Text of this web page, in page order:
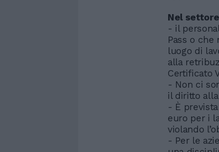
Nel
- il
Pass o
luogo di
alla
Certificato
- Non ci
il diritto
- È
euro per i
violando
- Per le